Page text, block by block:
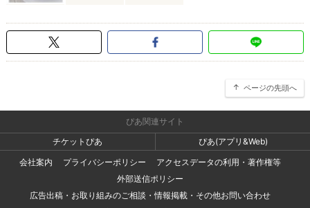
ページの先頭へ
ぴあ関連サイト
チケットぴあ
ぴあ(アプリ&Web)
会社案内
プライバシーポリシー
アクセスデータの利用・著作権等
外部送信ポリシー
広告出稿・お取り組みのご相談・情報掲載・その他お問い合わせ